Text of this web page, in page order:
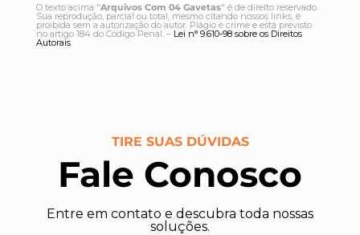
O texto acima "Arquivos Com 04 Gavetas" é de direito reservado.
Sua reprodução, parcial ou total, mesmo citando nossos links, é
proibida sem a autorização do autor. Plágio é crime e está previsto
no artigo 184 do Código Penal. – Lei n° 9.610-98 sobre os Direitos
Autorais.
TIRE SUAS DÚVIDAS
Fale Conosco
Entre em contato e descubra toda nossas
soluções.